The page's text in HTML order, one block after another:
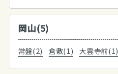
岡山(5)
常盤(2) 倉敷(1) 大雲寺前(1)